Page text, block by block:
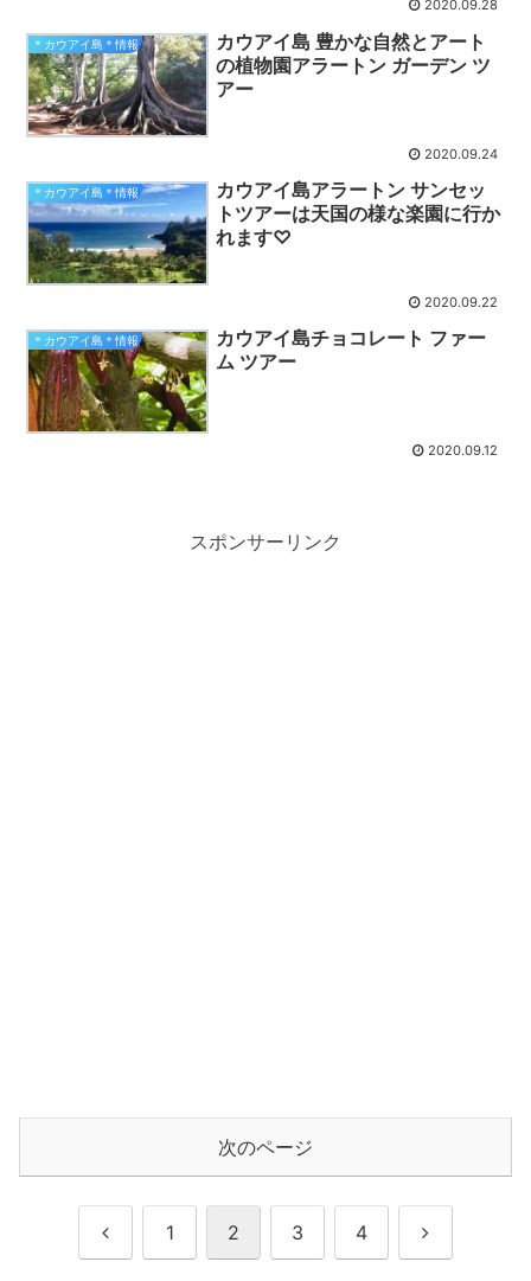
2020.09.28
＊カウアイ島＊情報
カウアイ島 豊かな自然とアート
の植物園アラートン ガーデン ツ
アー
2020.09.24
＊カウアイ島＊情報
カウアイ島アラートン サンセッ
トツアーは天国の様な楽園に行か
れます♡
2020.09.22
＊カウアイ島＊情報
カウアイ島チョコレート ファー
ム ツアー
2020.09.12
スポンサーリンク
次のページ
前 1 2 3 4 次